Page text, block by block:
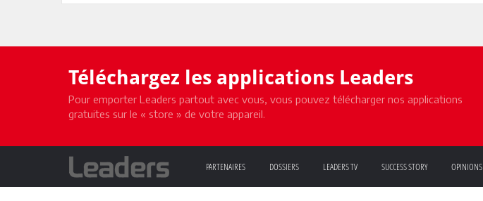
Téléchargez les applications Leaders
Pour emporter Leaders partout avec vous, vous pouvez télécharger nos applications
gratuites sur le « store » de votre appareil.
PARTENAIRES DOSSIERS LEADERS TV SUCCESS STORY OPINIONS